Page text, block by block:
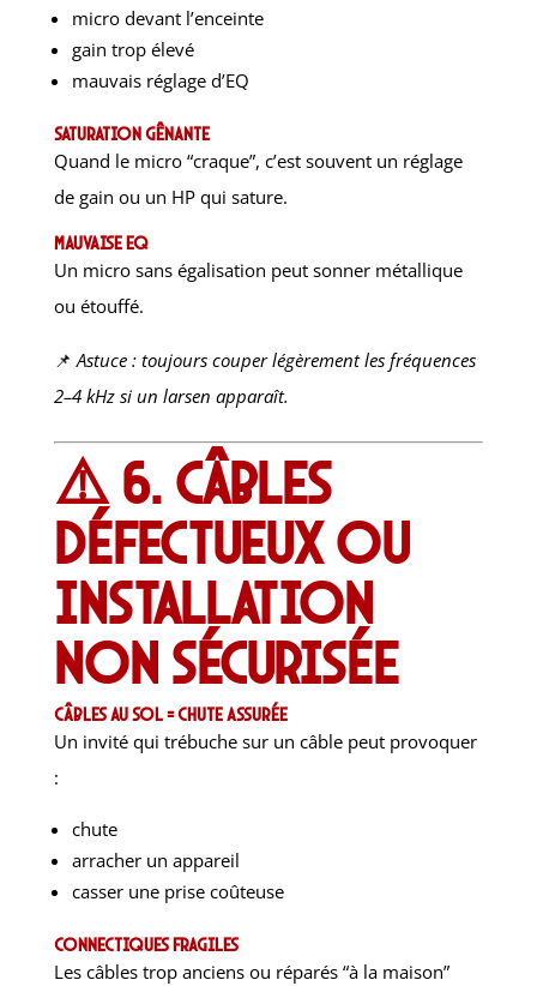
micro devant l’enceinte
gain trop élevé
mauvais réglage d’EQ
Saturation gênante
Quand le micro “craque”, c’est souvent un réglage
de gain ou un HP qui sature.
Mauvaise EQ
Un micro sans égalisation peut sonner métallique
ou étouffé.
📌Astuce : toujours couper légèrement les fréquences
2–4 kHz si un larsen apparaît.
⚠️ 6. Câbles
défectueux ou
installation
non sécurisée
Câbles au sol = chute assurée
Un invité qui trébuche sur un câble peut provoquer
:
chute
arracher un appareil
casser une prise coûteuse
Connectiques fragiles
Les câbles trop anciens ou réparés “à la maison”